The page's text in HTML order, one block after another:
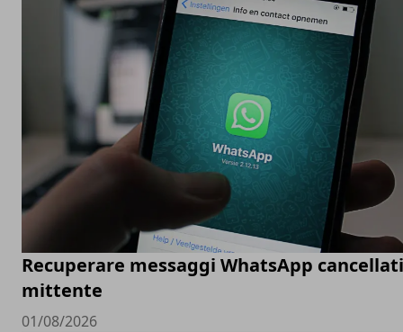
Recuperare messaggi WhatsApp
mittente
01/08/2026